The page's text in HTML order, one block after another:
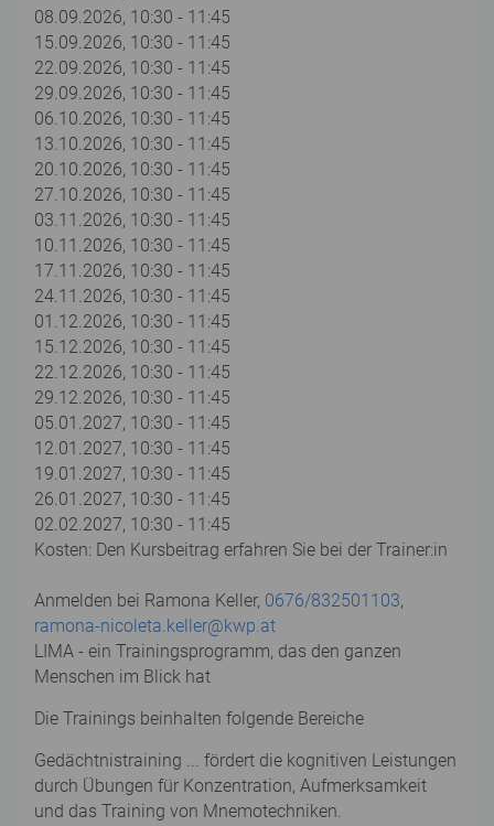
08.09.2026, 10:30 - 11:45
15.09.2026, 10:30 - 11:45
22.09.2026, 10:30 - 11:45
29.09.2026, 10:30 - 11:45
06.10.2026, 10:30 - 11:45
13.10.2026, 10:30 - 11:45
20.10.2026, 10:30 - 11:45
27.10.2026, 10:30 - 11:45
03.11.2026, 10:30 - 11:45
10.11.2026, 10:30 - 11:45
17.11.2026, 10:30 - 11:45
24.11.2026, 10:30 - 11:45
01.12.2026, 10:30 - 11:45
15.12.2026, 10:30 - 11:45
22.12.2026, 10:30 - 11:45
29.12.2026, 10:30 - 11:45
05.01.2027, 10:30 - 11:45
12.01.2027, 10:30 - 11:45
19.01.2027, 10:30 - 11:45
26.01.2027, 10:30 - 11:45
02.02.2027, 10:30 - 11:45
Kosten: Den Kursbeitrag erfahren Sie bei der Trainer:in
Anmelden bei Ramona Keller, 0676/832501103,
ramona-nicoleta.keller@kwp.at
LIMA - ein Trainingsprogramm, das den ganzen
Menschen im Blick hat
Die Trainings beinhalten folgende Bereiche
Gedächtnistraining ... fördert die kognitiven Leistungen
durch Übungen für Konzentration, Aufmerksamkeit
und das Training von Mnemotechniken.